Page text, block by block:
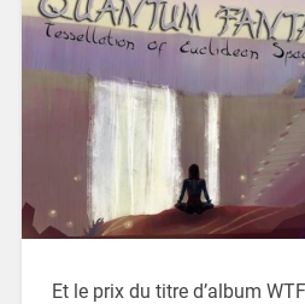
Et le prix du titre d’album